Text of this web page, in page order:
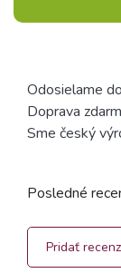
Odosielame
Doprava
Sme český
Posledné
Pridať